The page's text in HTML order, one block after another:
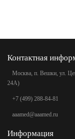
Контактная
Москва, п. Вешки, ул.
24А)
+7 (499) 288-84-81
aaamed@aaamed.ru
Информация